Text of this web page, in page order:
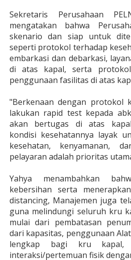
Sekretaris Perusahaan
mengatakan bahwa
skenario dan siap untuk
seperti protokol terhadap
embarkasi dan debarkasi,
di atas kapal, serta
penggunaan fasilitas di atas
"Berkenaan dengan protokol
lakukan rapid test kepada
akan bertugas di atas
kondisi kesehatannya layak
kesehatan, kenyamanan,
pelayaran adalah prioritas
Yahya menambahkan
kebersihan serta
distancing, Manajemen juga
guna melindungi seluruh kru
mulai dari pembatasan
dari kapasitas, penggunaan
lengkap bagi kru kapal,
interaksi/pertemuan fisik